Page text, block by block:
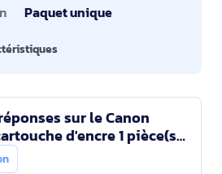
Paquet unique
sur le Canon
d'encre 1 pièce(s)
standard Rouge